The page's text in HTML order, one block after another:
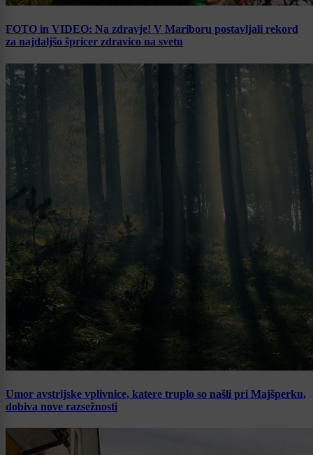
FOTO in VIDEO: Na zdravje! V Mariboru postavljali rekord
za najdaljšo špricer zdravico na svetu
Umor avstrijske vplivnice, katere truplo so našli pri Majšperku,
dobiva nove razsežnosti